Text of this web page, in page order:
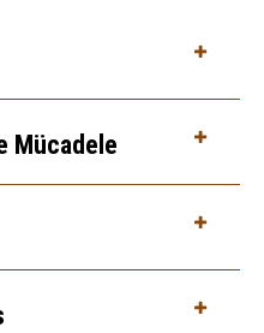
Mücadele